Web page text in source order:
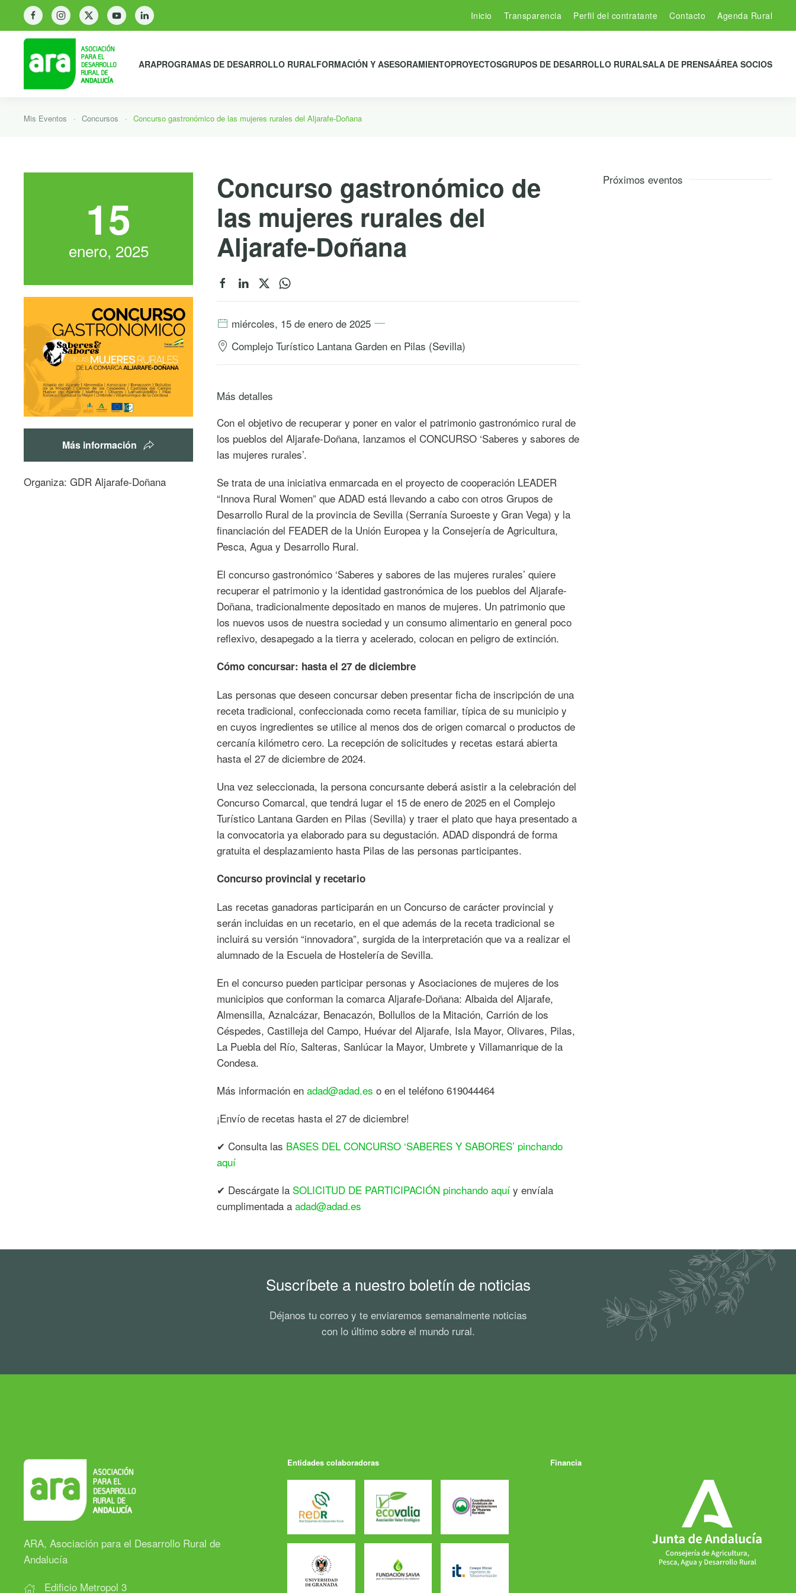
Inicio Transparencia Perfil del contratante Contacto Agenda Rural
ARAPROGRAMAS DE DESARROLLO RURALFORMACIÓN Y ASESORAMIENTOPROYECTOSGRUPOS DE DESARROLLO RURALSALA DE PRENSAÁREA SOCIOS
Mis Eventos Concursos Concurso gastronómico de las mujeres rurales del Aljarafe-Doñana
15
enero, 2025
Más información
Organiza: GDR Aljarafe-Doñana
Concurso gastronómico de
las mujeres rurales del
Aljarafe-Doñana
miércoles, 15 de enero de 2025
Complejo Turístico Lantana Garden en Pilas (Sevilla)
Más detalles
Con el objetivo de recuperar y poner en valor el patrimonio gastronómico rural de
los pueblos del Aljarafe-Doñana, lanzamos el CONCURSO ‘Saberes y sabores de
las mujeres rurales’.
Se trata de una iniciativa enmarcada en el proyecto de cooperación LEADER
“Innova Rural Women” que ADAD está llevando a cabo con otros Grupos de
Desarrollo Rural de la provincia de Sevilla (Serranía Suroeste y Gran Vega) y la
financiación del FEADER de la Unión Europea y la Consejería de Agricultura,
Pesca, Agua y Desarrollo Rural.
El concurso gastronómico ‘Saberes y sabores de las mujeres rurales’ quiere
recuperar el patrimonio y la identidad gastronómica de los pueblos del Aljarafe-
Doñana, tradicionalmente depositado en manos de mujeres. Un patrimonio que
los nuevos usos de nuestra sociedad y un consumo alimentario en general poco
reflexivo, desapegado a la tierra y acelerado, colocan en peligro de extinción.
Cómo concursar: hasta el 27 de diciembre
Las personas que deseen concursar deben presentar ficha de inscripción de una
receta tradicional, confeccionada como receta familiar, típica de su municipio y
en cuyos ingredientes se utilice al menos dos de origen comarcal o productos de
cercanía kilómetro cero. La recepción de solicitudes y recetas estará abierta
hasta el 27 de diciembre de 2024.
Una vez seleccionada, la persona concursante deberá asistir a la celebración del
Concurso Comarcal, que tendrá lugar el 15 de enero de 2025 en el Complejo
Turístico Lantana Garden en Pilas (Sevilla) y traer el plato que haya presentado a
la convocatoria ya elaborado para su degustación. ADAD dispondrá de forma
gratuita el desplazamiento hasta Pilas de las personas participantes.
Concurso provincial y recetario
Las recetas ganadoras participarán en un Concurso de carácter provincial y
serán incluidas en un recetario, en el que además de la receta tradicional se
incluirá su versión “innovadora”, surgida de la interpretación que va a realizar el
alumnado de la Escuela de Hostelería de Sevilla.
En el concurso pueden participar personas y Asociaciones de mujeres de los
municipios que conforman la comarca Aljarafe-Doñana: Albaida del Aljarafe,
Almensilla, Aznalcázar, Benacazón, Bollullos de la Mitación, Carrión de los
Céspedes, Castilleja del Campo, Huévar del Aljarafe, Isla Mayor, Olivares, Pilas,
La Puebla del Río, Salteras, Sanlúcar la Mayor, Umbrete y Villamanrique de la
Condesa.
Más información en adad@adad.es o en el teléfono 619044464
¡Envío de recetas hasta el 27 de diciembre!
✔ Consulta las BASES DEL CONCURSO ‘SABERES Y SABORES’ pinchando
aquí
✔ Descárgate la SOLICITUD DE PARTICIPACIÓN pinchando aquí y envíala
cumplimentada a adad@adad.es
Próximos eventos
Suscríbete a nuestro boletín de noticias
Déjanos tu correo y te enviaremos semanalmente noticias
con lo último sobre el mundo rural.
ARA, Asociación para el Desarrollo Rural de
Andalucía
Edificio Metropol 3
Entidades colaboradoras Financia